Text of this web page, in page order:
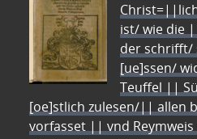
ist/ wie die
der
[ue]ssen/
Teuffel ||
[oe]stlich zulesen/|| allen
vorfasset || vnd